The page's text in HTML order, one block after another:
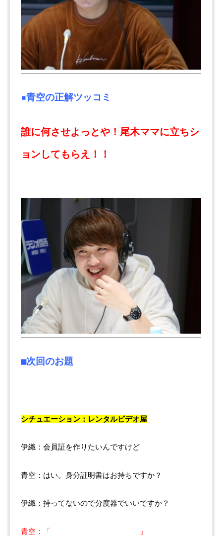
▪青空の正解ツッコミ
誰に何させよっとや！尾木ママに立ちシ
ョンしてもらえ！！
■次回のお題
シチュエーション：レンタルビデオ屋
伊織：会員証を作りたいんですけど
青空：はい。身分証明書はお持ちですか？
伊織：持ってないので分度器でいいですか？
青空：「 」